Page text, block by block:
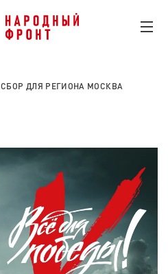
СБОР ДЛЯ РЕГИОНА МОСКВА